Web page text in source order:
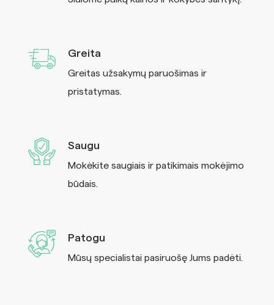
Greita
Greitas užsakymų paruošimas ir
pristatymas.
Saugu
Mokėkite saugiais ir patikimais mokėjimo
būdais.
Patogu
Mūsų specialistai pasiruošę Jums padėti.